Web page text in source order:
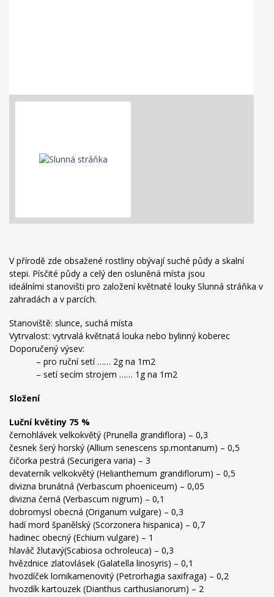
V přírodě zde obsažené rostliny obývají suché půdy a skalní
stepi. Písčité půdy a celý den osluněná místa jsou
ideálními stanovišti pro založení květnaté louky Slunná stráňka v
zahradách a v parcích.
Stanoviště: slunce, suchá místa
Vytrvalost: vytrvalá květnatá louka nebo bylinný koberec
Doporučený výsev:
– pro ruční setí …… 2g na 1m2
– setí secím strojem …… 1g na 1m2
Složení
Luční květiny 75 %
černohlávek velkokvětý (Prunella grandiflora) – 0,3
česnek šerý horský (Allium senescens sp.montanum) – 0,5
čičorka pestrá (Securigera varia) – 3
devaterník velkokvětý (Helianthemum grandiflorum) – 0,5
divizna brunátná (Verbascum phoeniceum) – 0,05
divizna černá (Verbascum nigrum) – 0,1
dobromysl obecná (Origanum vulgare) – 0,3
hadí mord španělský (Scorzonera hispanica) – 0,7
hadinec obecný (Echium vulgare) – 1
hlaváč žlutavý(Scabiosa ochroleuca) – 0,3
hvězdnice zlatovlásek (Galatella linosyris) – 0,1
hvozdíček lomikamenovitý (Petrorhagia saxifraga) – 0,2
hvozdík kartouzek (Dianthus carthusianorum) – 2